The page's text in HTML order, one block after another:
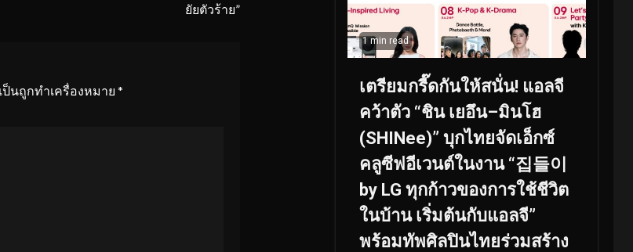
ยัยตัวร้าย”
นถูกทำเครื่องหมาย *
1 min read
เตรียมกรี๊ดกันให้สนั่น! แอลจี
คว้าตัว “ชิน เยอึน–มินโฮ
(SHINee)” บุกไทยจัดเอ็กซ์
คลูซีฟอีเวนต์ในงาน “집들이
by LG ทุกก้าวของการใช้ชีวิต
ในบ้าน เริ่มต้นกับแอลจี”
พร้อมทัพศิลปินไทยร่วมสร้าง